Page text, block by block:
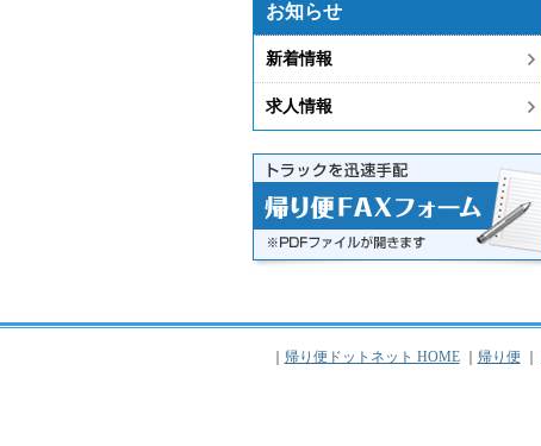
お知らせ
新着情報
求人情報
帰り便ドットネット HOME｜ 帰り便